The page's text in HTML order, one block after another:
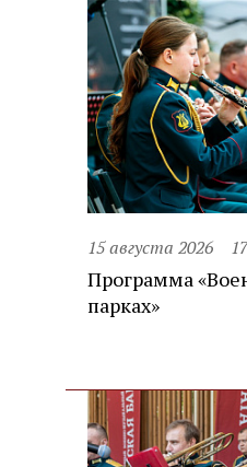
15 августа 2026
Программа
парках»